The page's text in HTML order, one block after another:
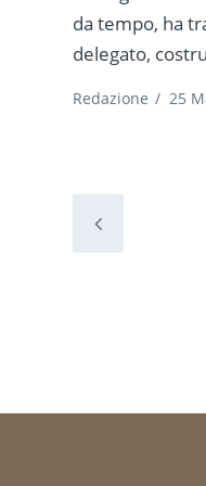
da tempo, ha
delegato,
Redazione / 25